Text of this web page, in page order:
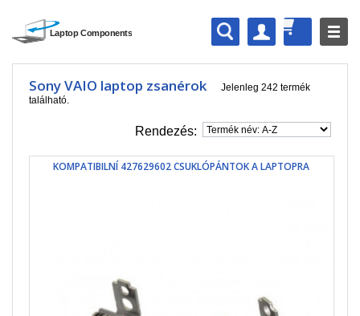
Sony VAIO laptop zsanérok
Jelenleg 242 termék
található.
Rendezés:
KOMPATIBILNÍ 427629602 CSUKLÓPÁNTOK A LAPTOPRA